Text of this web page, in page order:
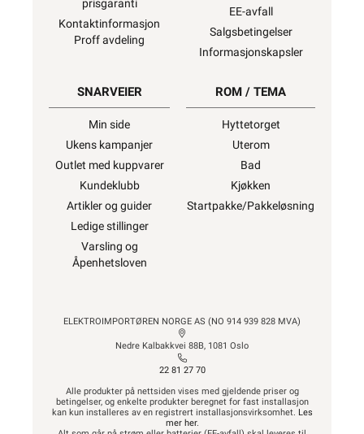
prisgaranti
Kontaktinformasjon
Proff avdeling
EE-avfall
Salgsbetingelser
Informasjonskapsler
SNARVEIER
Min side
Ukens kampanjer
Outlet med kuppvarer
Kundeklubb
Artikler og guider
Ledige stillinger
Varsling og
Åpenhetsloven
ROM / TEMA
Hyttetorget
Uterom
Bad
Kjøkken
Startpakke/Pakkeløsning
ELEKTROIMPORTØREN NORGE AS (NO 914 939 828 MVA)
Nedre Kalbakkvei 88B, 1081 Oslo
22 81 27 70
Alle produkter på nettsiden vises med gjeldende priser og
betingelser, og enkelte produkter beregnet for fast installasjon
kan kun installeres av en registrert installasjonsvirksomhet. Les
mer her.